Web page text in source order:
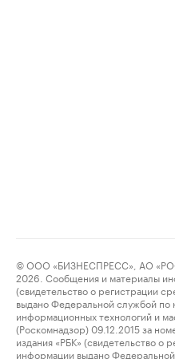
© ООО «БИЗНЕСПРЕСС», АО
2026. Сообщения и материалы
(свидетельство о регистрации
выдано Федеральной службой по
информационных технологий и
(Роскомнадзор) 09.12.2015 за
издания «РБК» (свидетельство о
информации выдано